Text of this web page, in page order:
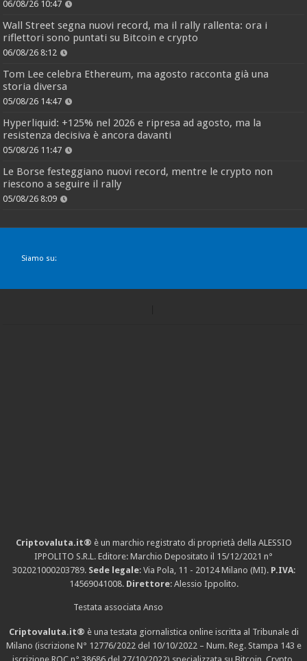
06/08/26 10:47
Wall Street segna nuovi record, ma il rally rallenta: ora i
riflettori sono puntati su Bitcoin e crypto
06/08/26 8:12
Tom Lee celebra Ethereum, ma agosto racconta già una
storia diversa
05/08/26 14:47
Hyperliquid: +125% nel 2026 e ripresa ad agosto, ma la
resistenza decisiva è ancora davanti
05/08/26 11:47
Le Borse festeggiano nuovi record, mentre le crypto non
riescono a seguire il rally
05/08/26 8:09
Siamo su:
Criptovaluta.it® è un marchio registrato di proprietà della ALESSIO
IPPOLITO S.R.L. Editore: Marchio Depositato il 15/12/2021 n°
302021000203789. Sede legale: Via Pola, 11 - 20124 Milano (MI). P.IVA:
14569041008. Direttore: Alessio Ippolito.
Testata associata Anso
Criptovaluta.it® è una testata giornalistica online iscritta al Tribunale di
Milano (iscrizione N° 12776/2022 del 10/10/2022 – Num. Reg. Stampa 143 e